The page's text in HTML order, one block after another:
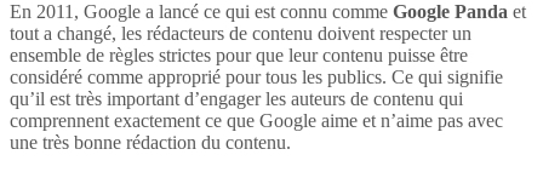
En 2011, Google a lancé ce qui est connu comme Google Panda et
tout a changé, les rédacteurs de contenu doivent respecter un
ensemble de règles strictes pour que leur contenu puisse être
considéré comme approprié pour tous les publics. Ce qui signifie
qu’il est très important d’engager les auteurs de contenu qui
comprennent exactement ce que Google aime et n’aime pas avec
une très bonne rédaction du contenu.